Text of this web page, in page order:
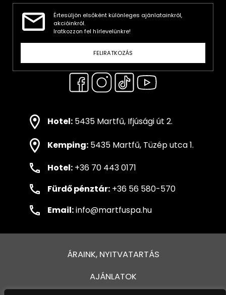
Értesüljön elsőként különleges ajánlatainkról,
akcióinkról.
Iratkozzon fel hírlevelünkre!
FELIRATKOZÁS
Hotel: 5435 Martfű, Ifjúsági út 2.
Kemping: 5435 Martfű, Tüzép utca 1.
Hotel: +36 70 443 0171
Fürdő pénztár: +36 56 580-570
Email:info@martfuspa.hu
ÁRAINK, NYITVATARTÁS
AJÁNLATOK